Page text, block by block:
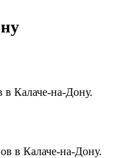
в Калаче-на-Дону.
в Калаче-на-Дону.